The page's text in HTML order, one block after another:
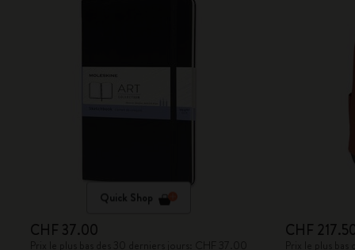
Quick Shop
CHF 37.00 CHF